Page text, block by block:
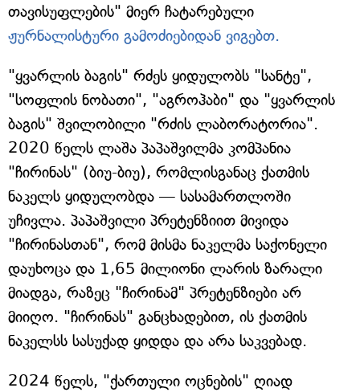
თავისუფლების" მიერ ჩატარებული
ჟურნალისტური გამოძიებიდან ვიგებთ.
"ყვარლის ბაგის" რძეს ყიდულობს "სანტე",
"სოფლის ნობათი", "აგროჰაბი" და "ყვარლის
ბაგის" შვილობილი "რძის ლაბორატორია".
2020 წელს ლაშა პაპაშვილმა კომპანია
"ჩირინას" (ბიუ-ბიუ), რომლისგანაც ქათმის
ნაკელს ყიდულობდა — სასამართლოში
უჩივლა. პაპაშვილი პრეტენზიით მივიდა
"ჩირინასთან", რომ მისმა ნაკელმა საქონელი
დაუხოცა და 1,65 მილიონი ლარის ზარალი
მიადგა, რაზეც "ჩირინამ" პრეტენზიები არ
მიიღო. "ჩირინას" განცხადებით, ის ქათმის
ნაკელსს სასუქად ყიდდა და არა საკვებად.
2024 წელს, "ქართული ოცნების" ღიად